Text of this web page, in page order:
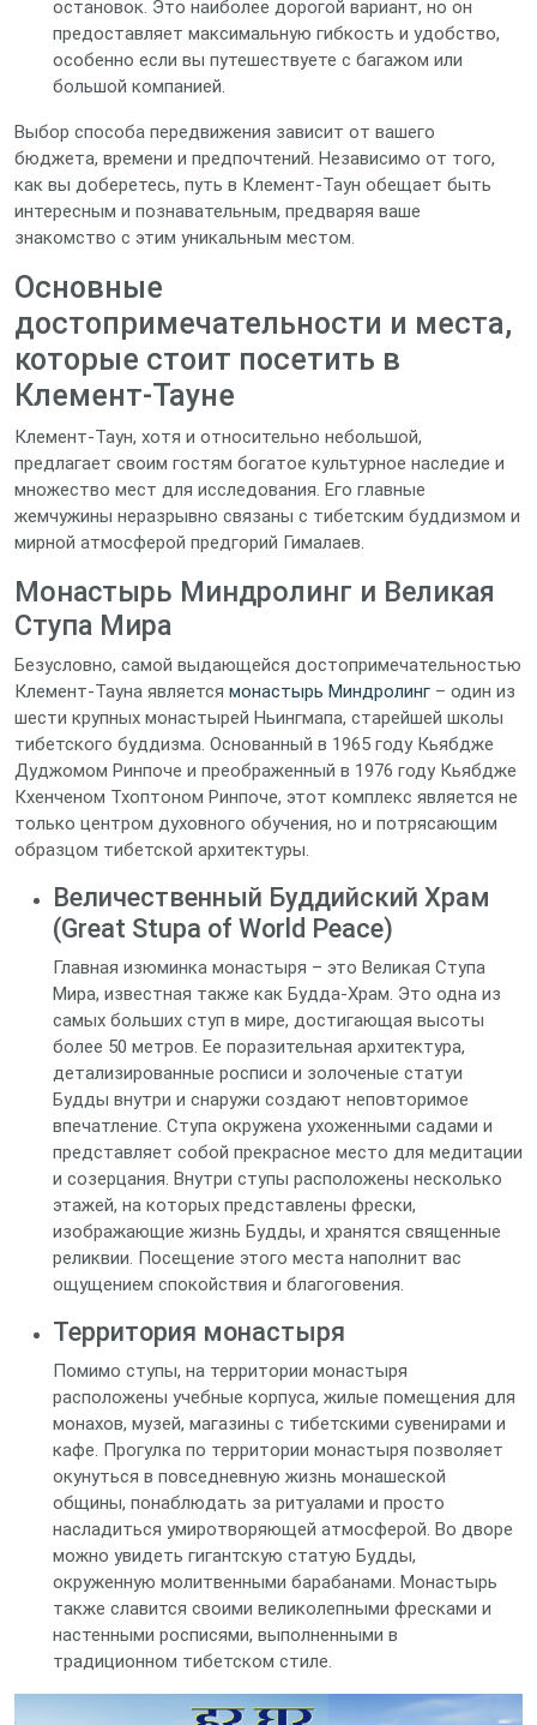
остановок. Это наиболее дорогой вариант, но он
предоставляет максимальную гибкость и удобство,
особенно если вы путешествуете с багажом или
большой компанией.
Выбор способа передвижения зависит от вашего
бюджета, времени и предпочтений. Независимо от того,
как вы доберетесь, путь в Клемент-Таун обещает быть
интересным и познавательным, предваряя ваше
знакомство с этим уникальным местом.
Основные
достопримечательности и места,
которые стоит посетить в
Клемент-Тауне
Клемент-Таун, хотя и относительно небольшой,
предлагает своим гостям богатое культурное наследие и
множество мест для исследования. Его главные
жемчужины неразрывно связаны с тибетским буддизмом и
мирной атмосферой предгорий Гималаев.
Монастырь Миндролинг и Великая
Ступа Мира
Безусловно, самой выдающейся достопримечательностью
Клемент-Тауна является монастырь Миндролинг – один из
шести крупных монастырей Ньингмапа, старейшей школы
тибетского буддизма. Основанный в 1965 году Кьябдже
Дуджомом Ринпоче и преображенный в 1976 году Кьябдже
Кхенченом Тхоптоном Ринпоче, этот комплекс является не
только центром духовного обучения, но и потрясающим
образцом тибетской архитектуры.
Величественный Буддийский Храм
(Great Stupa of World Peace)
Главная изюминка монастыря – это Великая Ступа
Мира, известная также как Будда-Храм. Это одна из
самых больших ступ в мире, достигающая высоты
более 50 метров. Ее поразительная архитектура,
детализированные росписи и золоченые статуи
Будды внутри и снаружи создают неповторимое
впечатление. Ступа окружена ухоженными садами и
представляет собой прекрасное место для медитации
и созерцания. Внутри ступы расположены несколько
этажей, на которых представлены фрески,
изображающие жизнь Будды, и хранятся священные
реликвии. Посещение этого места наполнит вас
ощущением спокойствия и благоговения.
Территория монастыря
Помимо ступы, на территории монастыря
расположены учебные корпуса, жилые помещения для
монахов, музей, магазины с тибетскими сувенирами и
кафе. Прогулка по территории монастыря позволяет
окунуться в повседневную жизнь монашеской
общины, понаблюдать за ритуалами и просто
насладиться умиротворяющей атмосферой. Во дворе
можно увидеть гигантскую статую Будды,
окруженную молитвенными барабанами. Монастырь
также славится своими великолепными фресками и
настенными росписями, выполненными в
традиционном тибетском стиле.